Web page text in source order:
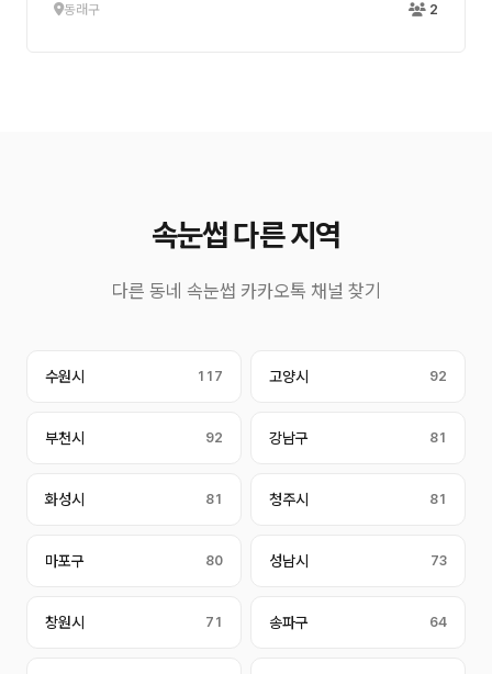
동래구 2
속눈썹 다른 지역
다른 동네 속눈썹 카카오톡 채널 찾기
수원시 117 고양시 92
부천시 92 강남구 81
화성시 81 청주시 81
마포구 80 성남시 73
창원시 71 송파구 64